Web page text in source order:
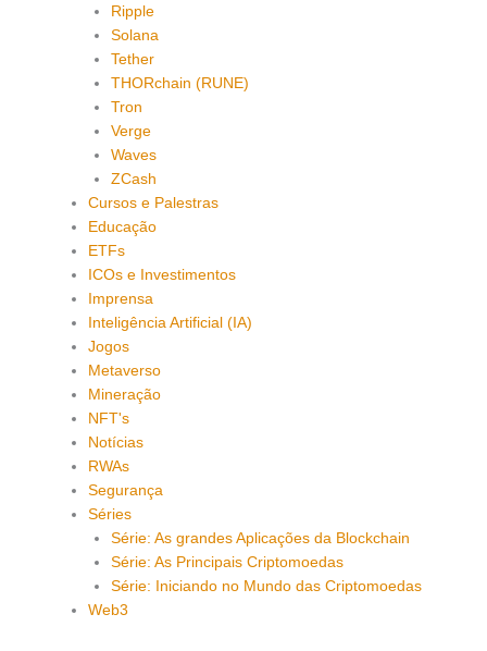
Ripple
Solana
Tether
THORchain (RUNE)
Tron
Verge
Waves
ZCash
Cursos e Palestras
Educação
ETFs
ICOs e Investimentos
Imprensa
Inteligência Artificial (IA)
Jogos
Metaverso
Mineração
NFT's
Notícias
RWAs
Segurança
Séries
Série: As grandes Aplicações da Blockchain
Série: As Principais Criptomoedas
Série: Iniciando no Mundo das Criptomoedas
Web3